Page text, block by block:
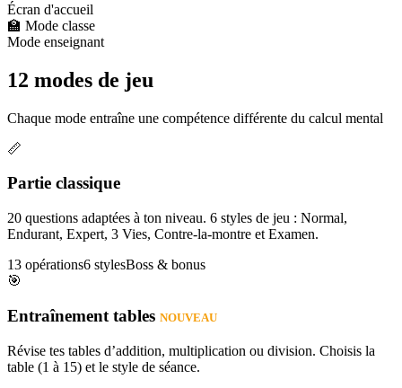
Écran d'accueil
🏫 Mode classe
Mode enseignant
12 modes de jeu
Chaque mode entraîne une compétence différente du calcul mental
📏
Partie classique
20 questions adaptées à ton niveau. 6 styles de jeu : Normal,
Endurant, Expert, 3 Vies, Contre-la-montre et Examen.
13 opérations6 stylesBoss & bonus
🎯
Entraînement tables NOUVEAU
Révise tes tables d’addition, multiplication ou division. Choisis la
table (1 à 15) et le style de séance.